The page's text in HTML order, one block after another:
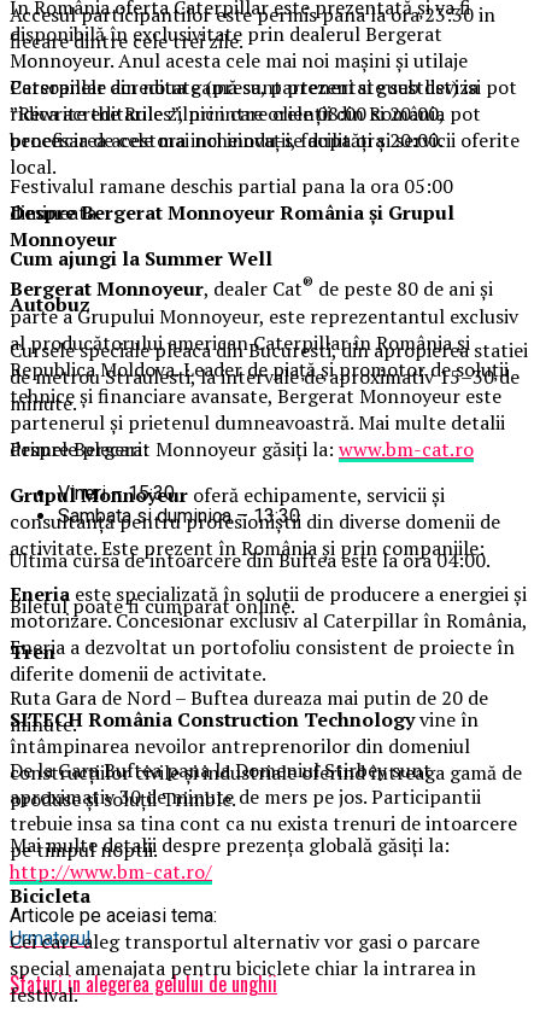
În România oferta Caterpillar este prezentată și va fi
disponibilă în exclusivitate prin dealerul Bergerat
Monnoyeur. Anul acesta cele mai noi mașini și utilaje
Caterpillar din noua gamă sunt prezentate sub deviza
”Rewrite the Rules”, prin care clienții din România pot
beneficia de cele mai noi inovații, facilități și servicii oferite
local.
Despre Bergerat Monnoyeur România și Grupul
Monnoyeur
Bergerat Monnoyeur, dealer Cat® de peste 80 de ani și
parte a Grupului Monnoyeur, este reprezentantul exclusiv
al producătorului american Caterpillar în România și
Republica Moldova. Leader de piață și promotor de soluții
tehnice și financiare avansate, Bergerat Monnoyeur este
partenerul și prietenul dumneavoastră. Mai multe detalii
despre Bergerat Monnoyeur găsiți la: www.bm-cat.ro
Grupul Monnoyeur oferă echipamente, servicii și
consultanță pentru profesioniștii din diverse domenii de
activitate. Este prezent în România și prin companiile:
Eneria este specializată în soluţii de producere a energiei şi
motorizare. Concesionar exclusiv al Caterpillar în România,
Eneria a dezvoltat un portofoliu consistent de proiecte în
diferite domenii de activitate.
SITECH România Construction Technologyvine în
întâmpinarea nevoilor antreprenorilor din domeniul
construcţiilor civile şi industriale oferind întreaga gamă de
produse și soluții Trimble.
Mai multe detalii despre prezența globală găsiți la:
http://www.bm-cat.ro/
Articole pe aceiasi tema:
Urmatorul
Sfaturi in alegerea gelului de unghii
Accesul participantilor este permis pana la ora 23:30 in
fiecare dintre cele trei zile.
Persoanele acreditate (presa, parteneri si guestlist) isi pot
ridica acreditarile zilnic intre orele 08:00 si 20:00,
procesarea acestora incheindu-se dupa ora 20:00.
Festivalul ramane deschis partial pana la ora 05:00
dimineata.
Cum ajungi la Summer Well
Autobuz
Cursele speciale pleaca din Bucuresti, din apropierea statiei
de metrou Straulesti, la intervale de aproximativ 15–30 de
minute.
Primele plecari:
Vineri – 15:30
Sambata si duminica – 13:30
Ultima cursa de intoarcere din Buftea este la ora 04:00.
Biletul poate fi cumparat online.
Tren
Ruta Gara de Nord – Buftea dureaza mai putin de 20 de
minute.
De la Gara Buftea pana la Domeniul Stirbey sunt
aproximativ 30 de minute de mers pe jos. Participantii
trebuie insa sa tina cont ca nu exista trenuri de intoarcere
pe timpul noptii.
Bicicleta
Cei care aleg transportul alternativ vor gasi o parcare
special amenajata pentru biciclete chiar la intrarea in
festival.